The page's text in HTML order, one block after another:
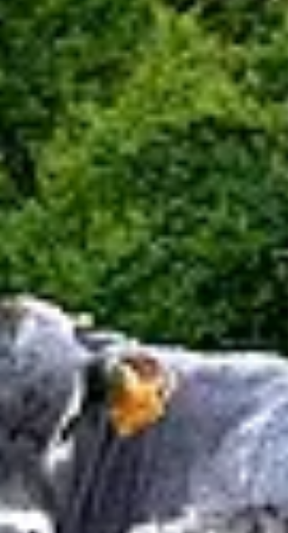
qué esta opción es la ideal para cualquier
ocasión especial. ¿Por qué elegir paellas
gigantes para eventos? Las paellas para
eventos no solo o